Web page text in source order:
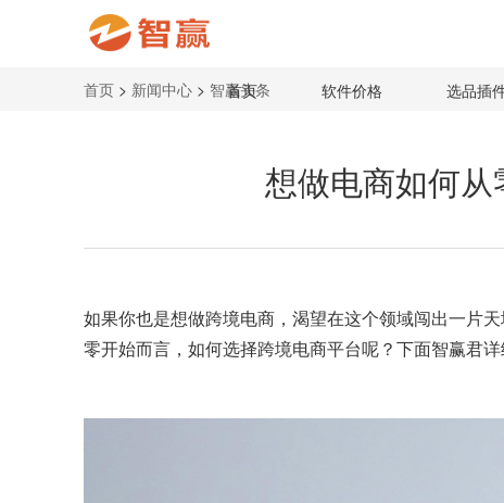
首页 软件价格 选品插
首页 > 新闻中心 > 智赢头条
想做电商如何
如果你也是想做跨境电商，渴望在这个领域闯出一片
零开始而言，如何选择跨境电商平台呢？下面智赢君详